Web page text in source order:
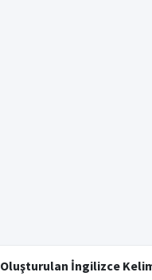
Oluşturulan İngilizce